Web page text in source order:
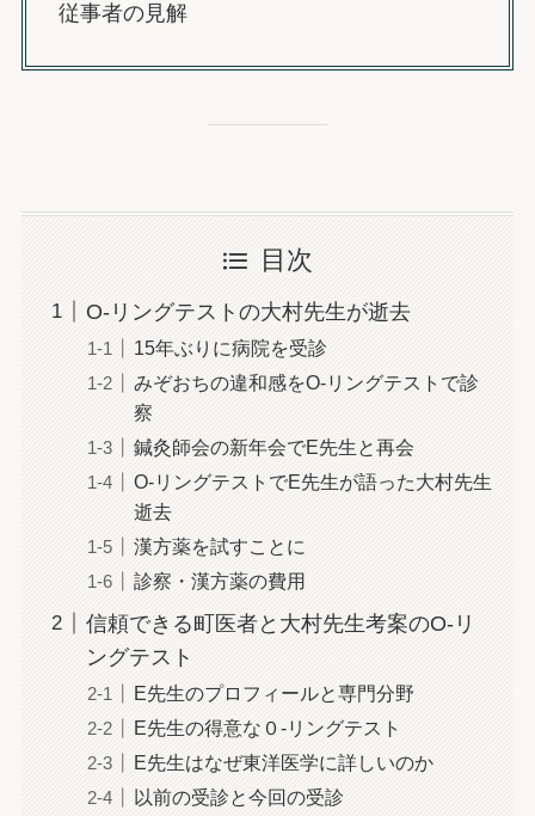
従事者の見解
目次
O-リングテストの大村先生が逝去
15年ぶりに病院を受診
みぞおちの違和感をO-リングテストで診
察
鍼灸師会の新年会でE先生と再会
O-リングテストでE先生が語った大村先生
逝去
漢方薬を試すことに
診察・漢方薬の費用
信頼できる町医者と大村先生考案のO-リ
ングテスト
E先生のプロフィールと専門分野
E先生の得意な０-リングテスト
E先生はなぜ東洋医学に詳しいのか
以前の受診と今回の受診